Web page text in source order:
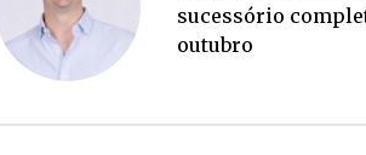
palanque eleitoral